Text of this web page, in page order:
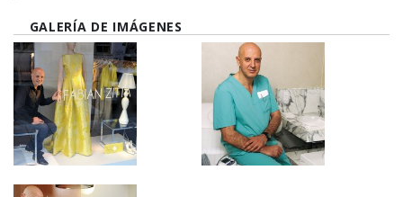
GALERÍA DE IMÁGENES